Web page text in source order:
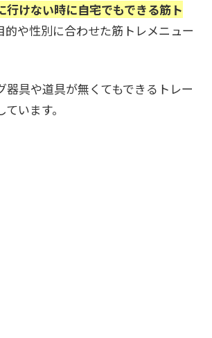
行けない時に自宅でもできる筋ト
的や性別に合わせた筋トレメニュー
器具や道具が無くてもできるトレー
ています。